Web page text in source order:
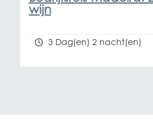
wijn
3 Dag(en) 2 nacht(en)